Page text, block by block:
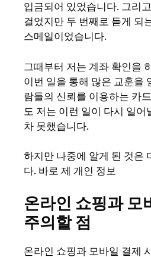
입금되어 있었습니다. 그리
걸었지만 두 번째로 듣게 되
스메일이었습니다.
그때부터 저는 계좌 확인을
이번 일을 통해 많은 교훈을
람들의 신뢰를 이용하는 카
도 저는 이런 일이 다시 일어
차 못했습니다.
하지만 나중에 알게 된 것은
다. 바로 제 개인 정보
온라인 쇼핑과 모
주의할 점
온라인 쇼핑과 모바일 결제